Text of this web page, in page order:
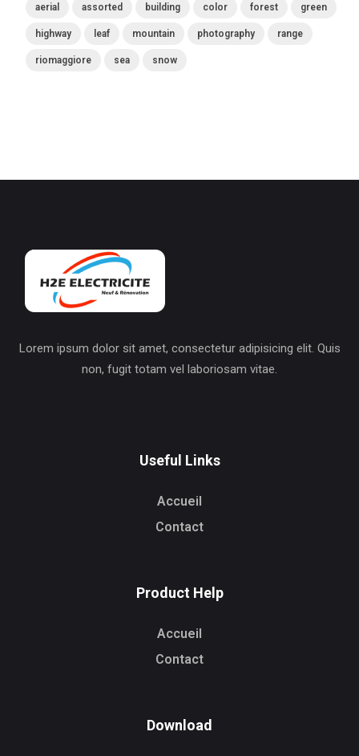
aerial assorted building color forest green
highway leaf mountain photography range
riomaggiore sea snow
Lorem ipsum dolor sit amet, consectetur adipisicing elit. Quis
non, fugit totam vel laboriosam vitae.
Useful Links
Accueil
Contact
Product Help
Accueil
Contact
Download